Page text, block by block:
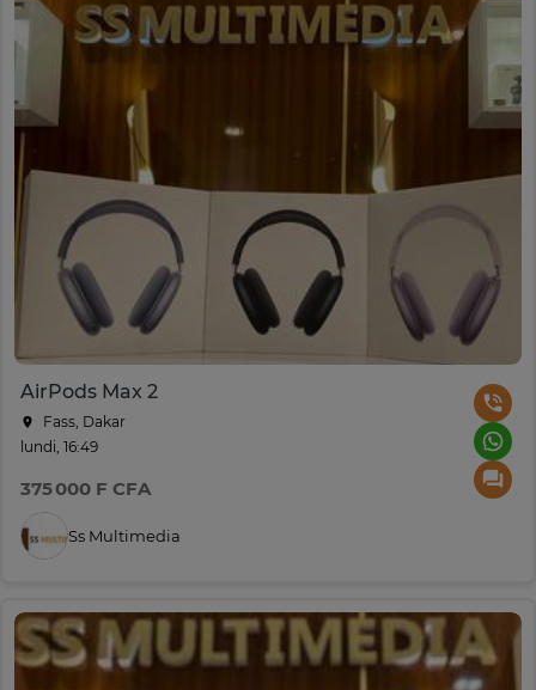
AirPods Max 2
Fass, Dakar
lundi, 16:49
375 000 F CFA
Ss Multimedia